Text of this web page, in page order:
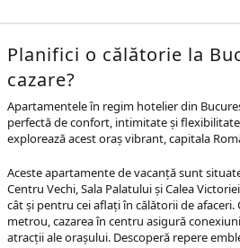
Planifici o călătorie la
cazare?
Apartamentele în regim hotelier din
perfectă de confort, intimitate și
explorează acest oraș vibrant, capitala
Aceste apartamente de vacanță sunt
Centru Vechi, Sala Palatului și Calea
cât și pentru cei aflați în călătorii de afaceri.
metrou, cazarea în centru asigură
atracții ale orașului. Descoperă repere